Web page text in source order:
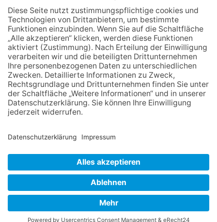
mit Werken von Walter
Wachsmuth
23.07.2026
Zwischen Fachwerk, Wein und
Sommerabend: Der Rettershof
lädt wieder zum Weinfest ein
09.07.2026
Wasserampel steht auf Gelb:
Stadt ruft zum Wassersparen
auf
NACH OBEN
Datenschutz Netiquette FAQ
Powered bynative:media.